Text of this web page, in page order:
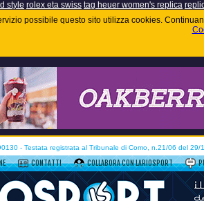
style rolex eta swiss tag heuer women's replica
possibile questo sito utilizza cookies.
- Testata registrata al Tribunale di Como, n.21/06 del 29/
CONTATTI COLLABORA CON LARIOSPORT